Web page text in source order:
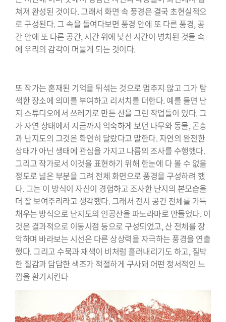
쳐져 완성된 것이다. 그래서 화면 속 풍경은 결국 초현실적으
로 구성된다. 그 속을 들여다보면 풍경 안에 또 다른 풍경, 공
간 안에 또 다른 공간, 시간 위에 낯선 시간이 병치된 것들 속
에 우리의 감각이 머물게 되는 것이다.
또 작가는 혼재된 기억을 뒤섞는 것으로 멈추지 않고 그가 탐
색한 장소에 의미를 부여하고 리서치를 더한다. 예를 들면 난
지 스튜디오에서 쓰레기로 만든 산을 그린 작업들이 있다. 그
가 자연 상태에서 지금까지 익숙하게 보던 나무와 동물, 곤충
과 난지도의 그것은 확연히 달랐다고 말한다. 자연의 완전한
상태가 아닌 생태에 관심을 가지고 나름의 조사를 수행했다.
그리고 작가로서 이것을 표현하기 위해 한눈에 다 볼 수 없을
정도로 넓은 부분을 그려 전체 화면으로 풍경을 구성하려 했
다. 그는 이 방식이 자신이 경험하고 조사한 난지의 본모습을
더 잘 보여주리라고 생각했다. 그래서 전시 공간 전체를 가득
채우는 방식으로 난지도의 인공산을 파노라마로 만들었다. 이
것은 결과적으로 이동시점 등으로 구성되었고, 산 전체를 장
악하며 바라보는 시선은 다른 상상력을 자극하는 풍경을 연출
했다. 그리고 수묵과 채색이 비처럼 흘러내리기도 하고, 질박
한 질감과 담담한 색조가 적절하게 구사돼 어떤 정서적인 느
낌을 환기시킨다